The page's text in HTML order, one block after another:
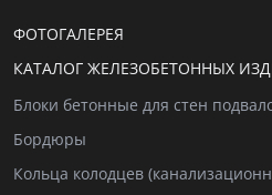
ФОТОГАЛЕРЕЯ
КАТАЛОГ ЖЕЛЕЗОБЕТОННЫХ
Блоки бетонные для стен
Бордюры
Кольца колодцев